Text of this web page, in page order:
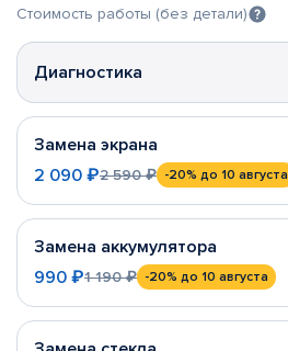
Стоимость работы (без детали)
Диагностика
Замена экрана
2 090 ₽2 590 ₽ -20% до 10 августа
Замена аккумулятора
990 ₽1 190 ₽ -20% до 10 августа